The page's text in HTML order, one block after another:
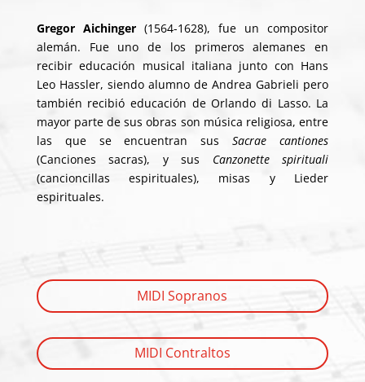
Gregor Aichinger(1564-1628), fue un compositor
alemán. Fue uno de los primeros alemanes en
recibir educación musical italiana junto con Hans
Leo Hassler, siendo alumno de Andrea Gabrieli pero
también recibió educación de Orlando di Lasso. La
mayor parte de sus obras son música religiosa, entre
las que se encuentran susSacrae cantiones
(Canciones sacras), y sus Canzonette spirituali
(cancioncillas espirituales), misas y Lieder
espirituales.
MIDI Sopranos
MIDI Contraltos